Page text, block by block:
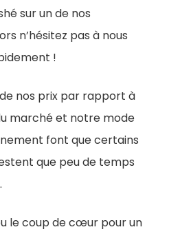
sur un de nos
n’hésitez pas à nous
!
nos prix par rapport à
marché et notre mode
font que certains
que peu de temps
le coup de cœur pour un